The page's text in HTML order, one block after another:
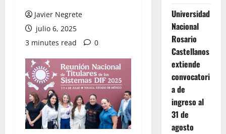
Javier Negrete
julio 6, 2025
3 minutes read
0
Universidad
Nacional
Rosario
Castellanos
extiende
convocatori
a de
ingreso al
31 de
agosto